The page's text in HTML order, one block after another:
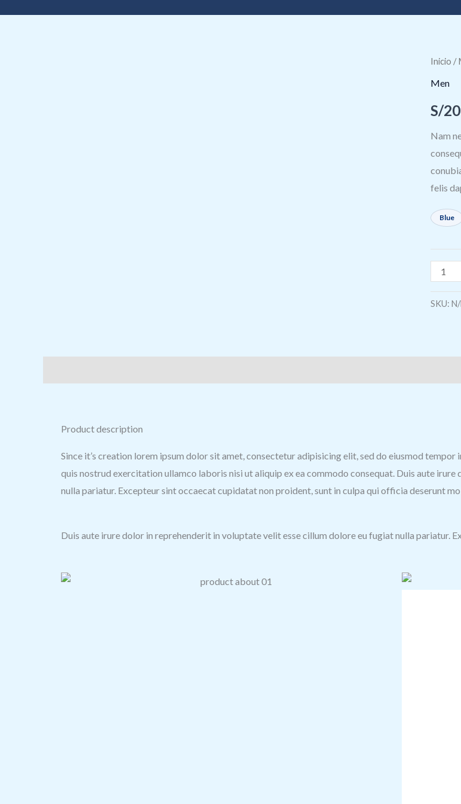
Inicio /
Men
S/
Nam
felis
Blue
DNK
Blue
SKU:
Product description
Since it’s creation lorem ipsum dolor sit amet, consectetur adipisicing elit, sed do eiusmod
quis nostrud exercitation ullamco laboris nisi ut aliquip ex ea commodo consequat. Duis aute
nulla pariatur. Excepteur sint occaecat cupidatat non proident, sunt in culpa qui officia deserunt
Duis aute irure dolor in reprehenderit in voluptate velit esse cillum dolore eu fugiat nulla pariatur.